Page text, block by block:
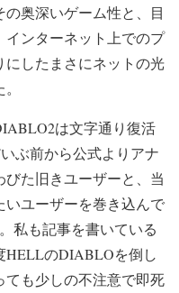
奥深いゲーム性と、目
ンターネット上でのプ
にしたまさにネットの光
は文字通り復活
ぶ前から公式よりアナ
た旧きユーザーと、当
ユーザーを巻き込んで
私も記事を書いている
HELLのDIABLOを倒し
も少しの不注意で即死